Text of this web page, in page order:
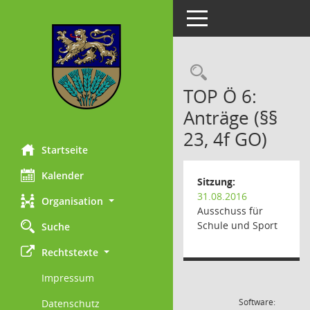
Startseite
Kalender
Organisation
Suche
Rechtstexte
Impressum
Datenschutz
Toggle navigation
TOP Ö 6:
Anträge (§§
23, 4f GO)
Sitzung:
31.08.2016
Ausschuss für
Schule und Sport
Software: